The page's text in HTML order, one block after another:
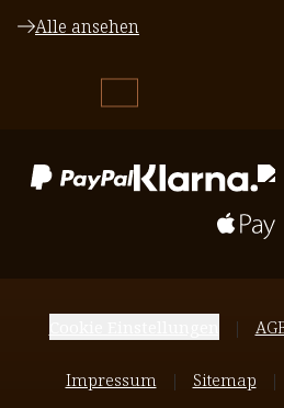
Alle ansehen
Impressum Sitemap